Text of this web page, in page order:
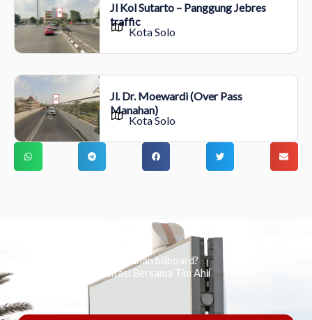
Jl Kol Sutarto – Panggung Jebres
traffic
Kota Solo
Jl. Dr. Moewardi (Over Pass
Manahan)
Kota Solo
Ingin tahu tentang periklanan billboard?
Kami Berikan Konsultasi Bersama Tim Ahli